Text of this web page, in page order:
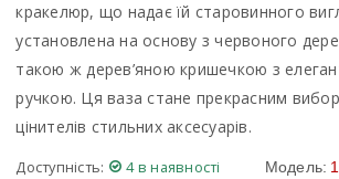
кракелюр, що надає їй старовинного
установлена на основу з червоного
такою ж дерев’яною кришечкою з
ручкою. Ця ваза стане прекрасним
цінителів стильних аксесуарів.
Доступність: 4 в наявності Модель: